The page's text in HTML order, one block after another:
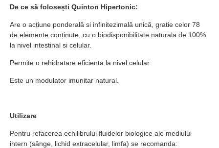
De ce să folosești Quinton Hipertonic:
Are o acțiune ponderală si infinitezimală unică, gratie celor 78
de elemente conținute, cu o biodisponibilitate naturala de 100%
la nivel intestinal si celular.
Permite o rehidratare eficienta la nivel celular.
Este un modulator imunitar natural.
Utilizare
Pentru refacerea echilibrului fluidelor biologice ale mediului
intern (sânge, lichid extracelular, limfa) se recomanda: